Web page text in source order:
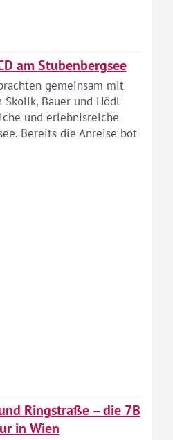
am Stubenbergsee
gemeinsam mit
Skolik, Bauer und Hödl
und erlebnisreiche
Bereits die Anreise bot
Ringstraße – die 7B
in Wien